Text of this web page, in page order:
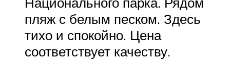
пляж с белым песком. Здесь
тихо и спокойно. Цена
соответствует качеству.